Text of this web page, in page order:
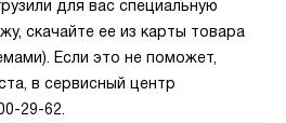
для вас специальную
скачайте ее из карты товара
Если это не поможет,
в сервисный центр
29-62.